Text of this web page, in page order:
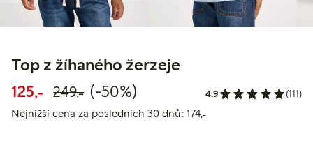
Top z žíhaného žerzeje
125,- Snížená cena: 125,00 Kč
249,-Běžná cena: 249,00 Kč
50% sleva
(-50%) 4.9 (111)
Nejnižší cena za posledních 30 dnů: 174,-Nejnižší cena za